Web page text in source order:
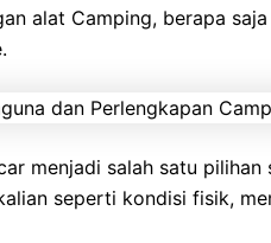
alat Camping, berapa
menjadi salah satu
seperti kondisi fisik,